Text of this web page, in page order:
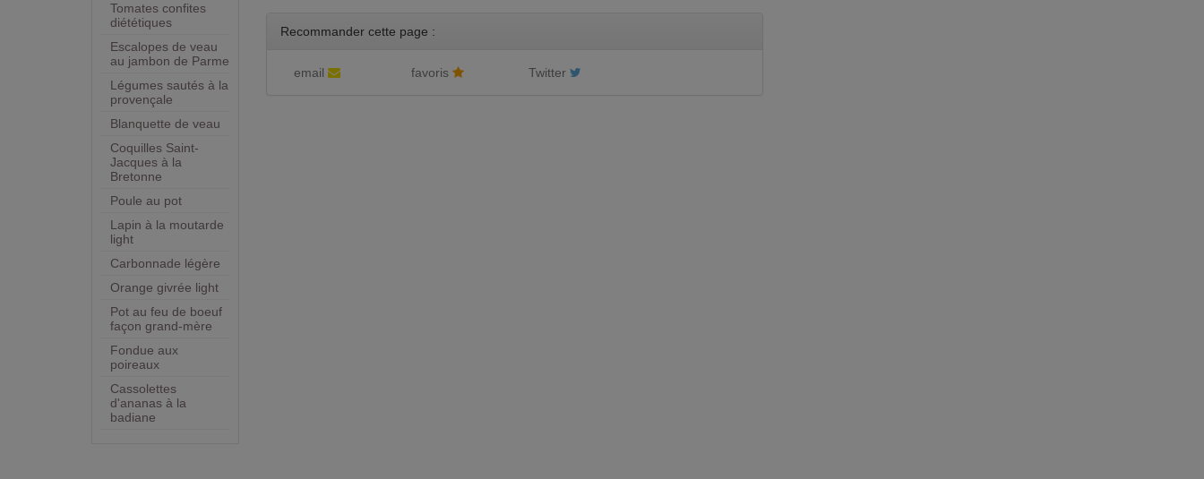
Tomates confites
diététiques
Escalopes de veau
au jambon de Parme
Légumes sautés à la
provençale
Blanquette de veau
Coquilles Saint-
Jacques à la
Bretonne
Poule au pot
Lapin à la moutarde
light
Carbonnade légère
Orange givrée light
Pot au feu de boeuf
façon grand-mère
Fondue aux
poireaux
Cassolettes
d'ananas à la
badiane
Recommander cette page :
email favoris Twitter